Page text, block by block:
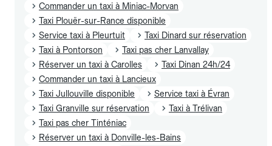
Commander un taxi à Miniac-Morvan
Taxi Plouër-sur-Rance disponible
Service taxi à Pleurtuit
Taxi Dinard sur réservation
Taxi à Pontorson
Taxi pas cher Lanvallay
Réserver un taxi à Carolles
Taxi Dinan 24h/24
Commander un taxi à Lancieux
Taxi Jullouville disponible
Service taxi à Évran
Taxi Granville sur réservation
Taxi à Trélivan
Taxi pas cher Tinténiac
Réserver un taxi à Donville-les-Bains